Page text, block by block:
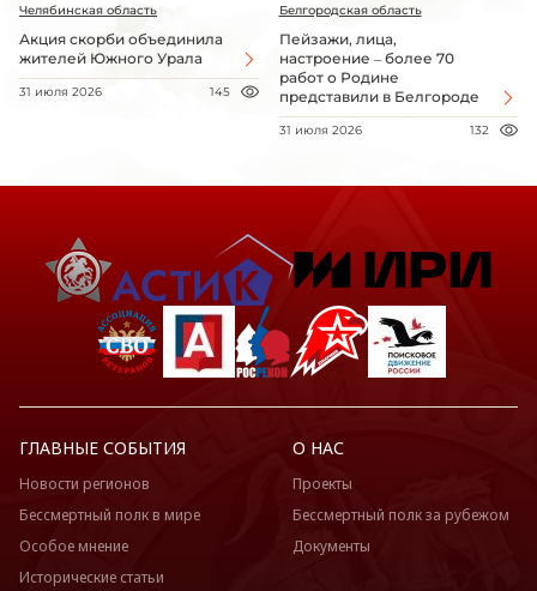
Челябинская область
Акция скорби объединила
жителей Южного Урала
31 июля 2026 145
Белгородская область
Пейзажи, лица,
настроение – более 70
работ о Родине
представили в Белгороде
31 июля 2026 132
ГЛАВНЫЕ СОБЫТИЯ
Новости регионов
Бессмертный полк в мире
Особое мнение
Исторические статьи
О НАС
Проекты
Бессмертный полк за рубежом
Документы